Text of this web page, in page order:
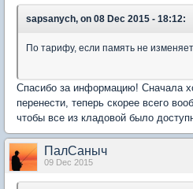
sapsanych, on 08 Dec 2015 - 18:12:
По тарифу, если память не
Спасибо за информацию! Сначала
перенести, теперь скорее всего
чтобы все из кладовой было
ПалСаныч
09 Dec 2015